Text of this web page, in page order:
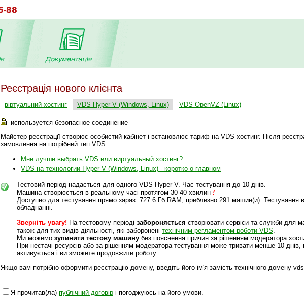
Реєстрація нового клієнта
віртуальний хостинг VDS Hyper-V (Windows, Linux) VDS OpenVZ (Linux)
используется безопасное соединение
Майстер реєстрації створює особистий кабінет і встановлює тариф на VDS хостинг. Після
замовлення на потрібний тип VDS.
Мне лучше выбрать VDS или виртуальный хостинг?
VDS на технологии Hyper-V (Windows, Linux) - коротко о главном
Тестовий період надається для одного VDS Hyper-V. Час тестування до 10 днів.
Машина створюється в реальному часі протягом 30-40 хвилин !
Доступно для тестування прямо зараз: 727.6 Гб RAM, приблизно 291 машин(и). Тестування
обладнанні.
Зверніть увагу! На тестовому періоді забороняється створювати сервіси та служби для
також для тих видів діяльності, які заборонені технічним регламентом роботи VDS
Ми можемо зупинити тестову машину без пояснення причин за рішенням модератора
При нестачі ресурсів або за рішенням модератора тестування може тривати менше 10
активується і ви зможете продовжити роботу.
Якщо вам потрібно оформити реєстрацію домену, введіть його ім'я замість технічного домену
Я прочитав(ла) публічний договір і погоджуюсь на його умови.